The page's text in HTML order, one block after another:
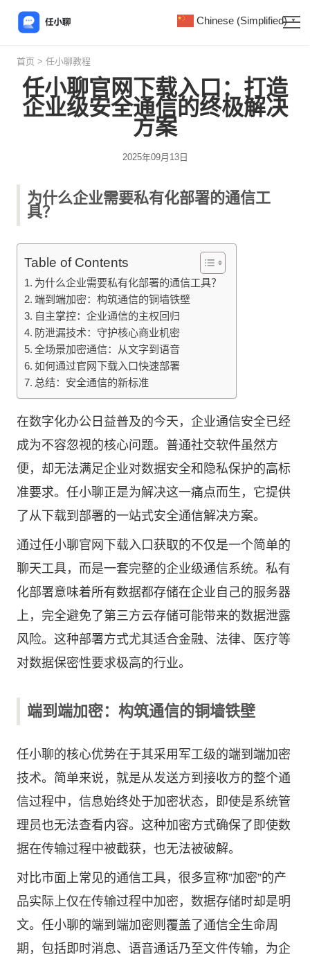
首页 > 任小聊教程
任小聊官网下载入口：打造
企业级安全通信的终极解决
方案
2025年09月13日
为什么企业需要私有化部署的通信工
具？
Table of Contents
为什么企业需要私有化部署的通信工具？
端到端加密：构筑通信的铜墙铁壁
自主掌控：企业通信的主权回归
防泄漏技术：守护核心商业机密
全场景加密通信：从文字到语音
如何通过官网下载入口快速部署
总结：安全通信的新标准
在数字化办公日益普及的今天，企业通信安全已经
成为不容忽视的核心问题。普通社交软件虽然方
便，却无法满足企业对数据安全和隐私保护的高标
准要求。 任小聊正是为解决这一痛点而生，它提供
了从下载到部署的一站式安全通信解决方案。
通过任小聊官网 下载入口获取的不仅是一个简单的
聊天工具，而是一套完整的企业级通信系统。私有
化部署意味着所有数据都存储在企业自己的服务器
上，完全避免了第三方云存储可能带来的数据泄露
风险。这种部署方式尤其适合金融、法律、医疗等
对数据保密性要求极高的行业。
端到端加密：构筑通信的铜墙铁壁
任小聊的核心优势在于其采用军工级的端到端加密
技术。简单来说，就是从发送方到接收方的整个通
信过程中，信息始终处于加密状态，即使是系统管
理员也无法查看内容。这种加密方式确保了即使数
据在传输过程中被截获，也无法被破解。
对比市面上常见的通信工具，很多宣称”加密”的产
品实际上仅在传输过程中加密，数据存储时却是明
文。任小聊的端到端加密则覆盖了通信全生命周
期，包括即时消息、语音通话乃至文件传输，为企
Chinese (Simplified) ▼